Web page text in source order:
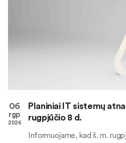
06
rgp
2026
Planiniai IT sistemų
rugpjūčio 8 d.
Informuojame, kad š. m.